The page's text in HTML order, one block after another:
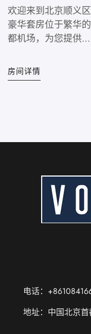
欢迎来到北京顺义
豪华套房位于繁华
都机场，为您提供
房间详情
电话：
地址：中国北京